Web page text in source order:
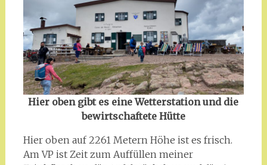
Hier oben gibt es eine Wetterstation und die
bewirtschaftete Hütte
Hier oben auf 2261 Metern Höhe ist es frisch.
Am VP ist Zeit zum Auffüllen meiner